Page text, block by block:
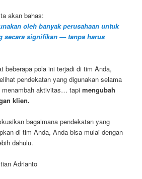
akan bahas:
oleh banyak perusahaan untuk
secara signifikan — tanpa harus
beberapa pola ini terjadi di tim Anda,
pendekatan yang digunakan selama
menambah aktivitas… tapimengubah
klien.
bagaimana pendekatan yang
di tim Anda, Anda bisa mulai dengan
dahulu.
Adrianto